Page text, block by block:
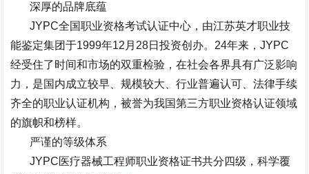
深厚的品牌底蕴
JYPC全国职业资格考试认证中心，由江苏英才职业技
能鉴定集团于1999年12 月 28日投资创办。 24年来，JYPC
经受住了时间和市场的双重检验，在社会各界具有广泛影响
力，是国内成立较早、规模较大、行业普遍认可、法律手续
齐全的职业认证机构，被誉为我国第三方职业资格认证领域
的旗帜和榜样。
严谨的等级体系
JYPC医疗器械工程师职业资格证书共分四级，科学覆